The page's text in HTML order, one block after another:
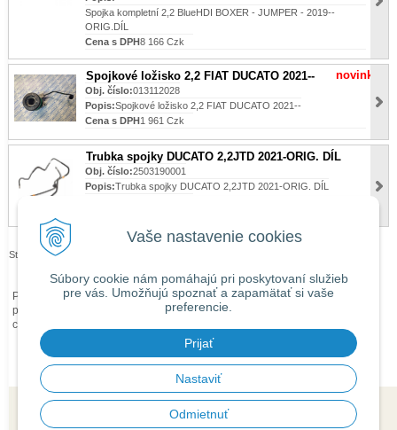
Vaše nastavenie cookies
Súbory cookie nám pomáhajú pri poskytovaní služieb
pre vás. Umožňujú spoznať a zapamätať si vaše
preferencie.
Prijať
Nastaviť
Odmietnuť
Spojka kompletní 2,2 BlueHDI BOXER - JUMPER - 2019--
ORIG.DÍL
Cena s DPH8 166 Czk
Spojkové ložisko 2,2 FIAT DUCATO 2021-- novinka
Obj. číslo:013112028
Popis:Spojkové ložisko 2,2 FIAT DUCATO 2021--
Cena s DPH 1 961 Czk
Trubka spojky DUCATO 2,2JTD 2021-ORIG. DÍL
Obj. číslo:2503190001
Popis:Trubka spojky DUCATO 2,2JTD 2021-ORIG. DÍL
Stránky: 1
Při zaslání zboží mimo území České republiky budou ke každé objednávce
přičteny náklady na dopravu mimo území ČR dle
ceně Vás budeme předem informovat telefonicky nebo e-mailem.
© 2026 isaauto.cz • tvorba eshopu cez UNIobchod
spoločnosti